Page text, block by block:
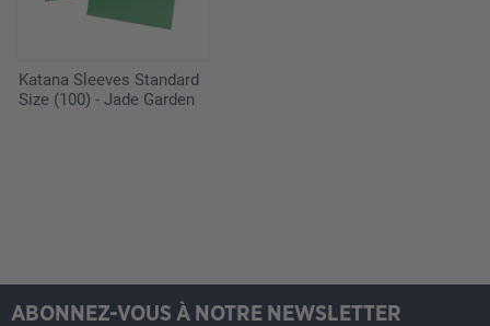
Katana Sleeves Standard
Size (100) - Jade Garden
ABONNEZ-VOUS À NOTRE NEWSLETTER